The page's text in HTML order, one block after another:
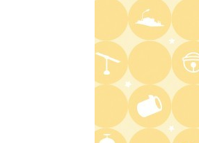
三
よる
池
か